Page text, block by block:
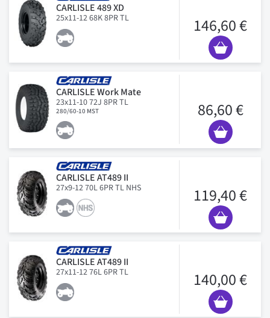
CARLISLE 489 XD
25x11-12 68K 8PR TL 146,60 €
CARLISLE Work Mate
23x11-10 72J 8PR TL
280/60-10 MST 86,60 €
CARLISLE AT489 II
27x9-12 70L 6PR TL NHS 119,40 €
CARLISLE AT489 II
27x11-12 76L 6PR TL 140,00 €